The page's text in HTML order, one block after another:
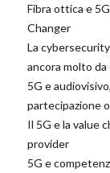
Fibra ottica e
Changer
La
ancora molto
5G e
partecipazione
Il 5G e la value
provider
5G e